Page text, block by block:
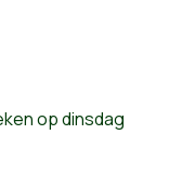
op dinsdag